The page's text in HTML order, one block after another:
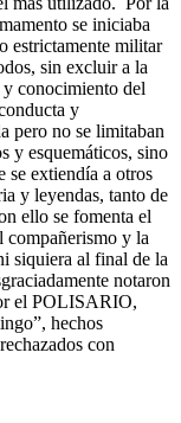
se iniciaba
estrictamente militar
sin excluir a la
conocimiento del
y
pero no se limitaban
y esquemáticos, sino
se extiendía a otros
y leyendas, tanto de
ello se fomenta el
compañerismo y la
siquiera al final de la
notaron
el POLISARIO,
hechos
con